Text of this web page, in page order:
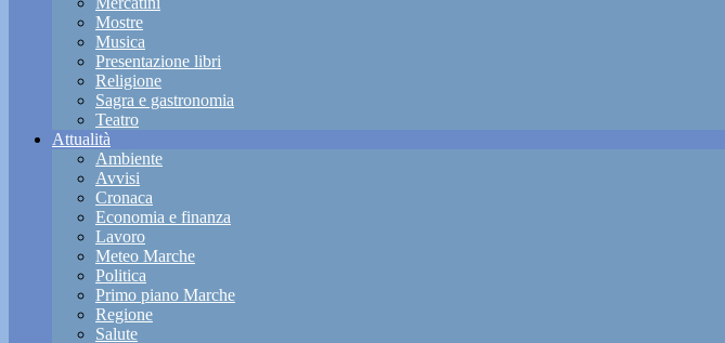
Mostre
Musica
Presentazione libri
Religione
Sagra e gastronomia
Teatro
Attualità
Ambiente
Avvisi
Cronaca
Economia e finanza
Lavoro
Meteo Marche
Politica
Primo piano Marche
Regione
Salute